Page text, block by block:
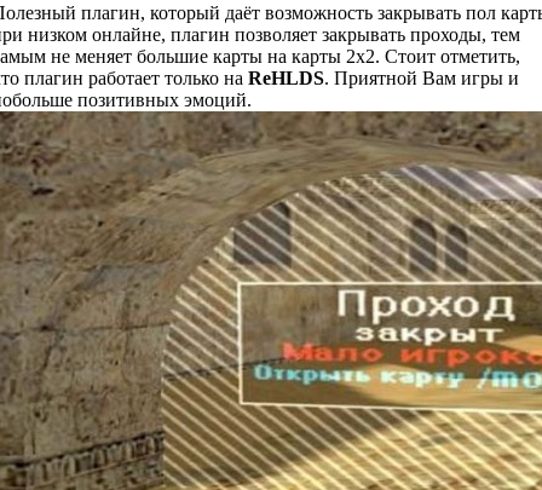
плагин, который даёт возможность закрывать пол
низком онлайне, плагин позволяет закрывать проходы, тем
не меняет большие карты на карты 2х2. Стоит отметить,
плагин работает только на ReHLDS. Приятной Вам игры и
позитивных эмоций.